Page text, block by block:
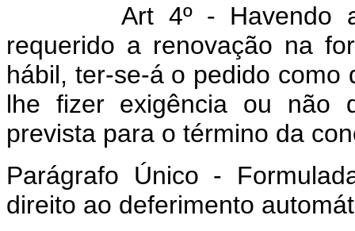
Art 4º - Havendo a
requerido a renovação na
hábil, ter-se-á o pedido
lhe fizer exigência ou não
prevista para o término da
Parágrafo Único -
direito ao deferimento